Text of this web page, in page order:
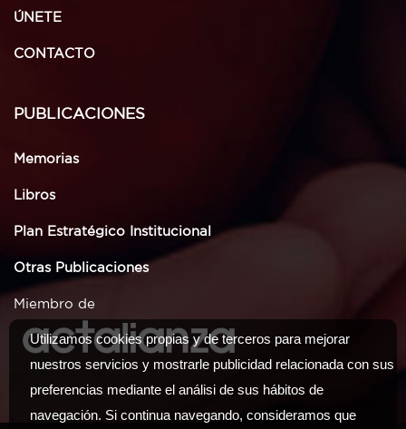
ÚNETE
CONTACTO
PUBLICACIONES
Memorias
Libros
Plan Estratégico Institucional
Otras Publicaciones
Miembro de
Utilizamos cookies propias y de terceros para mejorar
nuestros servicios y mostrarle publicidad relacionada con sus
preferencias mediante el análisi de sus hábitos de
navegación. Si continua navegando, consideramos que